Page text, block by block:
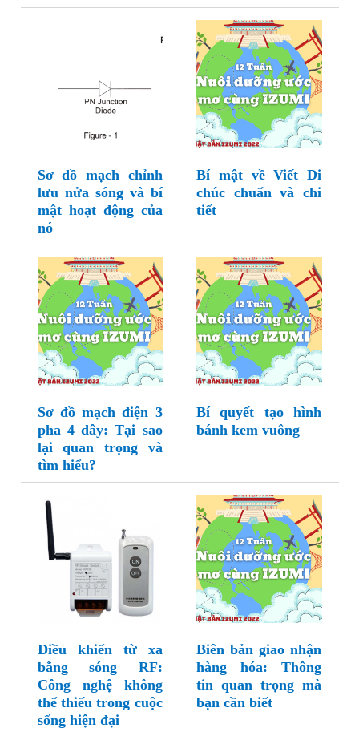
Sơ đồ mạch chỉnh
lưu nửa sóng và bí
mật hoạt động của
nó
Bí mật về Viết Di
chúc chuẩn và chi
tiết
Sơ đồ mạch điện 3
pha 4 dây: Tại sao
lại quan trọng và
tìm hiểu?
Bí quyết tạo hình
bánh kem vuông
Điều khiển từ xa
bằng sóng RF:
Công nghệ không
thể thiếu trong cuộc
sống hiện đại
Biên bản giao nhận
hàng hóa: Thông
tin quan trọng mà
bạn cần biết